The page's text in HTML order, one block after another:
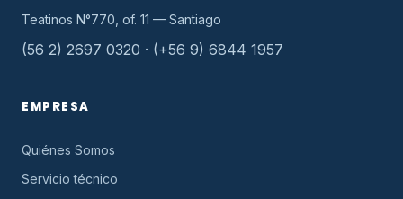
Teatinos N°770, of. 11 — Santiago
(56 2) 2697 0320 · (+56 9) 6844 1957
EMPRESA
Quiénes Somos
Servicio técnico